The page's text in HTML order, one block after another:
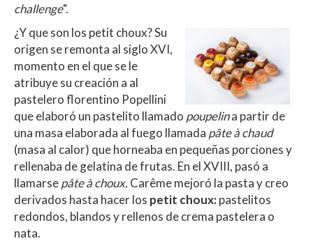
challenge".
¿Y que son los petit choux? Su
origen se remonta al siglo XVI,
momento en el que se le
atribuye su creación a al
pastelero florentino Popellini
que elaboró un pastelito llamado poupelina partir de
una masa elaborada al fuego llamada pâte à chaud
(masa al calor) que horneaba en pequeñas porciones y
rellenaba de gelatina de frutas. En el XVIII, pasó a
llamarsepâte à choux. Carême mejoró la pasta y creo
derivados hasta hacer los petit choux:pastelitos
redondos, blandos y rellenos de crema pastelera o
nata.